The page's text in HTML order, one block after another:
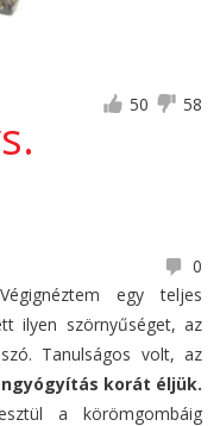
50
58
0
egy teljes
ilyen szörnyűséget, az
Tanulságos volt, az
korát éljük.
a körömgombáig